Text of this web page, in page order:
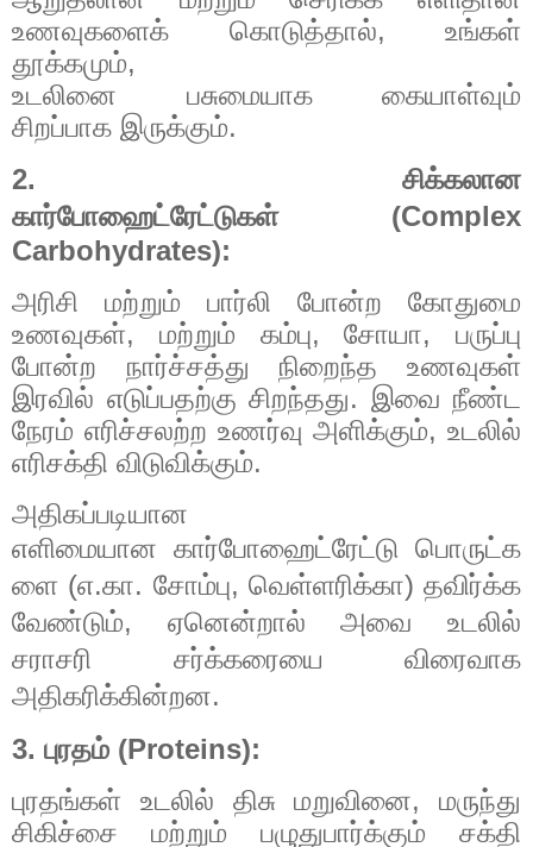
உணவுகளைக்
கொடுத்தால், உங்கள்
தூக்கமும்,
உடலினை
பசுமையாக
கையாள்வும்
சிறப்பாக இருக்கும்.
2. சிக்கலான
கார்போஹைட்ரேட்டுகள்(Complex
Carbohydrates):
அரிசி மற்றும் பார்லி போன்ற கோதுமை
உணவுகள், மற்றும் கம்பு, சோயா, பருப்பு
போன்ற நார்ச்சத்து நிறைந்த உணவுகள்
இரவில் எடுப்பதற்கு சிறந்தது. இவை நீண்ட
நேரம் எரிச்சலற்ற உணர்வு அளிக்கும், உடலில்
எரிசக்தி விடுவிக்கும்.
அதிகப்படியான
எளிமையான கார்போஹைட்ரேட்டு பொருட்க
ளை (எ.கா. சோம்பு, வெள்ளரிக்கா) தவிர்க்க
வேண்டும், ஏனென்றால் அவை உடலில்
சராசரி சர்க்கரையை விரைவாக
அதிகரிக்கின்றன.
3. புரதம் (Proteins):
புரதங்கள் உடலில் திசு மறுவினை, மருந்து
சிகிச்சை மற்றும் பழுதுபார்க்கும் சக்தி